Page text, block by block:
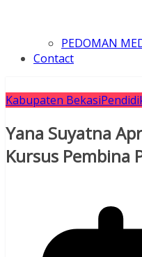
PEDOMAN
Contact
Kabupaten Bekasi
Yana Suyatna
Kursus Pembina